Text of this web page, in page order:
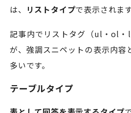
は、 リストタイプで表示されます
記事内でリストタグ（ul・ol・
が、強調スニペットの表示内容
多いです。
テーブルタイプ